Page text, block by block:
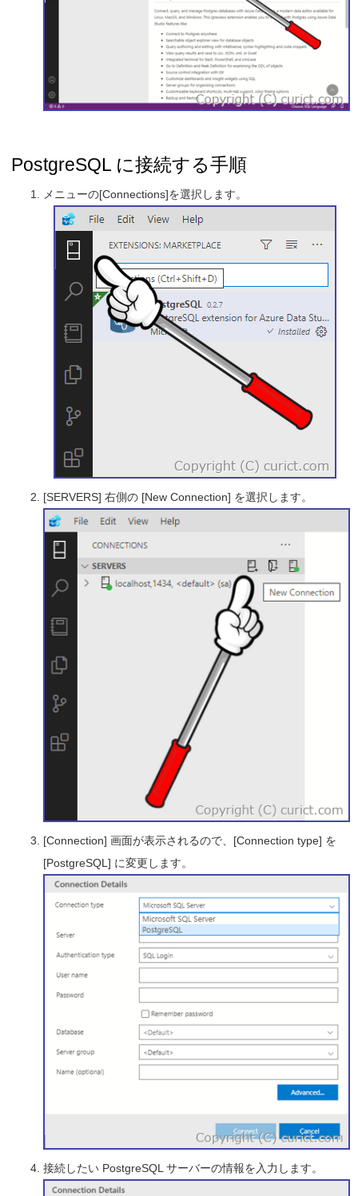
PostgreSQL に接続する手順
メニューの[Connections]を選択します。
[SERVERS] 右側の [New Connection] を選択します。
[Connection] 画面が表示されるので、[Connection type] を
[PostgreSQL] に変更します。
接続したい PostgreSQL サーバーの情報を入力します。